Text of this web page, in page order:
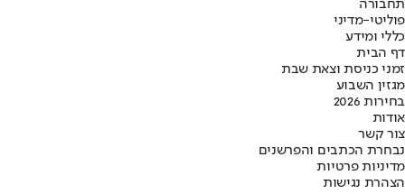
תחבורה
פוליטי-מדיני
כללי ומידע
דף הבית
זמני כניסת וצאת שבת
מגזין השבוע
בחירות 2026
אודות
צור קשר
נבחרת הכתבים והפרשנים
מדיניות פרטיות
הצהרת נגישות